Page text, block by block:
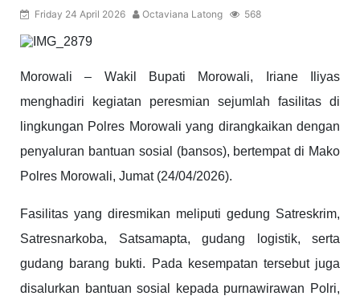
Friday 24 April 2026 Octaviana Latong 568
Morowali – Wakil Bupati Morowali, Iriane Iliyas
menghadiri kegiatan peresmian sejumlah fasilitas di
lingkungan Polres Morowali yang dirangkaikan dengan
penyaluran bantuan sosial (bansos), bertempat di Mako
Polres Morowali, Jumat (24/04/2026).
Fasilitas yang diresmikan meliputi gedung Satreskrim,
Satresnarkoba, Satsamapta, gudang logistik, serta
gudang barang bukti. Pada kesempatan tersebut juga
disalurkan bantuan sosial kepada purnawirawan Polri,